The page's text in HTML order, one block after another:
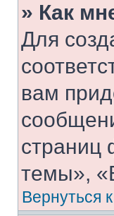
» Как
Для
вам
страниц
темы»,
Вернуться